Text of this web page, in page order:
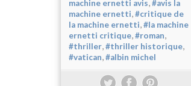
machine ernetti avis,#avis la
machine ernetti,#critique de
la machine ernetti,#la machine
ernetti critique,#roman,
#thriller,#thriller historique,
#vatican,#albin michel